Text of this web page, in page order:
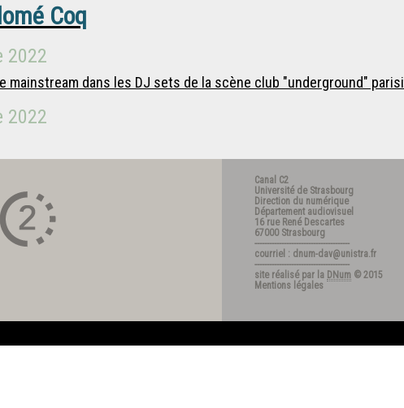
Coq
2022
mainstream dans les DJ sets de la scène club "underground"
2022
Canal C2
Université de Strasbourg
Direction du numérique
Département audiovisuel
16 rue René Descartes
67000 Strasbourg
---------------------------------------
courriel : dnum-dav@unistra.fr
---------------------------------------
site réalisé par la DNum © 2015
Mentions légales